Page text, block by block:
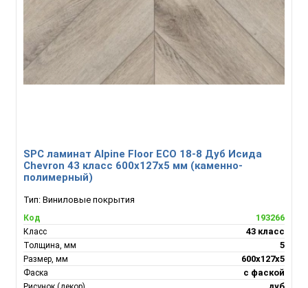
SPC ламинат Alpine Floor ECO 18-8 Дуб Исида
Chevron 43 класс 600х127х5 мм (каменно-
полимерный)
Тип: Виниловые покрытия
Код 193266
Класс 43 класс
Толщина, мм 5
Размер, мм 600х127х5
Фаска с фаской